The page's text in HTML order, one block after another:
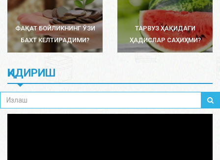
ФАҚАТ БОЙЛИКНИНГ ЎЗИ
БАХТ КЕЛТИРАДИМИ?
ТАРВУЗ ҲАҚИДАГИ
ҲАДИСЛАР САҲИҲМИ?
ҚИДИРИШ